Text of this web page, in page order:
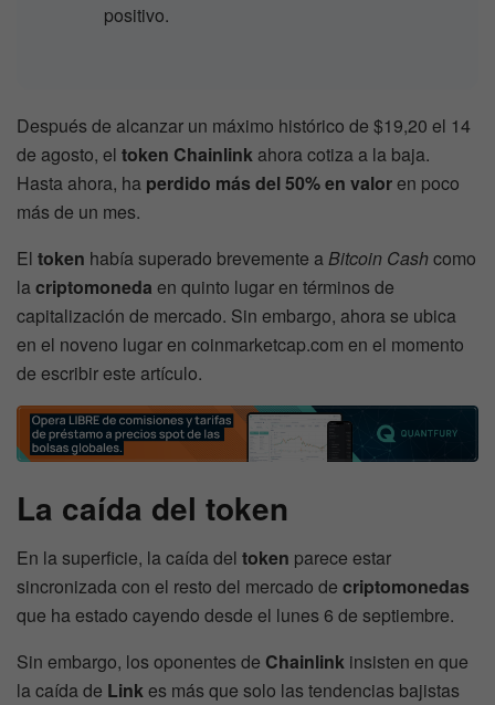
positivo.
Después de alcanzar un máximo histórico de $19,20 el 14
de agosto, el token Chainlink ahora cotiza a la baja.
Hasta ahora, ha perdido más del 50% en valoren poco
más de un mes.
El token había superado brevemente a Bitcoin Cashcomo
la criptomoneda en quinto lugar en términos de
capitalización de mercado. Sin embargo, ahora se ubica
en el noveno lugar en coinmarketcap.com en el momento
de escribir este artículo.
La caída del token
En la superficie, la caída del token parece estar
sincronizada con el resto del mercado de criptomonedas
que ha estado cayendo desde el lunes 6 de septiembre.
Sin embargo, los oponentes de Chainlink insisten en que
la caída de Linkes más que solo las tendencias bajistas